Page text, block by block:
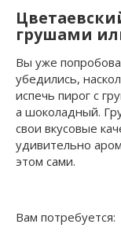
грушами
Вы уже
убедились,
испечь пирог с
а шоколадный.
свои вкусовые
удивительно
этом сами.
Вам потребуется: